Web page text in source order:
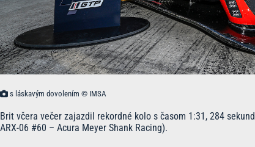
s láskavým dovolením © IMSA
Brit včera večer zajazdil rekordné kolo s časom 1:31, 284
ARX-06 #60 – Acura Meyer Shank Racing).